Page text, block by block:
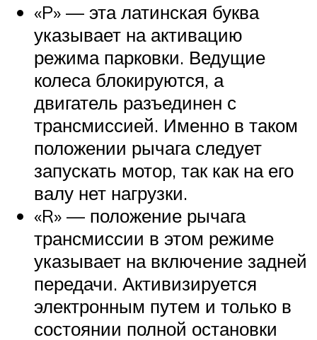
«P» — эта латинская буква
указывает на активацию
режима парковки. Ведущие
колеса блокируются, а
двигатель разъединен с
трансмиссией. Именно в таком
положении рычага следует
запускать мотор, так как на его
валу нет нагрузки.
«R» — положение рычага
трансмиссии в этом режиме
указывает на включение задней
передачи. Активизируется
электронным путем и только в
состоянии полной остановки